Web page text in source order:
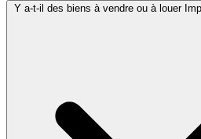
Y a-t-il des biens à vendre ou à louer